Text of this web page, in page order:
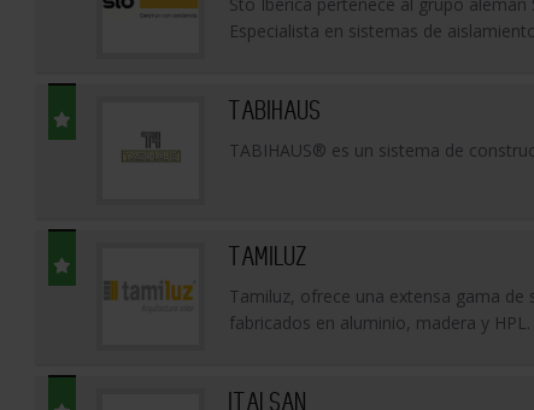
Especialista en sistemas de
TABIHAUS
TABIHAUS® es un sistema de
TAMILUZ
Tamiluz, ofrece una extensa gama
fabricados en aluminio, madera y HPL.
ITALSAN